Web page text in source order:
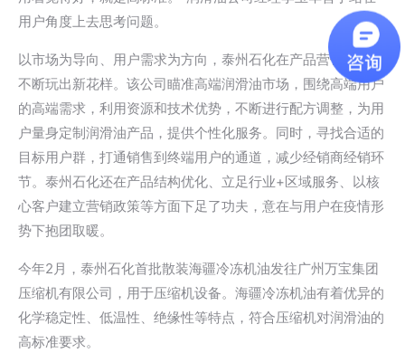
用户角度上去思考问题。
以市场为导向、用户需求为方向，泰州石化在产品营销创新上
不断玩出新花样。该公司瞄准高端润滑油市场，围绕高端用户
的高端需求，利用资源和技术优势，不断进行配方调整，为用
户量身定制润滑油产品，提供个性化服务。同时，寻找合适的
目标用户群，打通销售到终端用户的通道，减少经销商经销环
节。泰州石化还在产品结构优化、立足行业+区域服务、以核
心客户建立营销政策等方面下足了功夫，意在与用户在疫情形
势下抱团取暖。
今年2月，泰州石化首批散装海疆冷冻机油发往广州万宝集团
压缩机有限公司，用于压缩机设备。海疆冷冻机油有着优异的
化学稳定性、低温性、绝缘性等特点，符合压缩机对润滑油的
高标准要求。